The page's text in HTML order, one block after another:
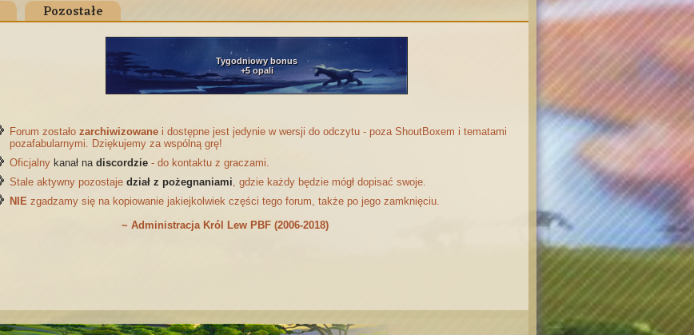
Pozostałe
Tygodniowy bonus
+5 opali
Forum zostało zarchiwizowane i dostępne jest jedynie w wersji do odczytu - poza ShoutBoxem i tematami
pozafabularnymi. Dziękujemy za wspólną grę!
Oficjalny kanał na discordzie - do kontaktu z graczami.
Stale aktywny pozostaje dział z pożegnaniami, gdzie każdy będzie mógł dopisać swoje.
NIE zgadzamy się na kopiowanie jakiejkolwiek części tego forum, także po jego zamknięciu.
~ Administracja Król Lew PBF (2006-2018)